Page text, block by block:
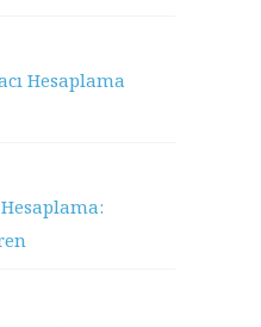
Hesaplama